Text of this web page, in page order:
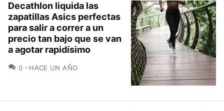
Decathlon liquida las
zapatillas Asics perfectas
para salir a correr a un
precio tan bajo que se van
a agotar rapidísimo
0 COMENTARIOS
HACE UN AÑO